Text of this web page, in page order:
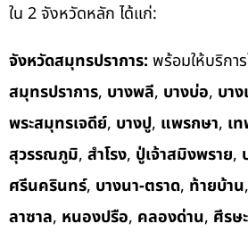
ใน 2 จังหวัดหลัก ได้แก่:
จังหวัดสมุทรปราการ: พร้อมให้บริการ
สมุทรปราการ, บางพลี, บางบ่อ, บาง
พระสมุทรเจดีย์, บางปู, แพรกษา, เ
สุวรรณภูมิ, สำโรง, ปู่เจ้าสมิงพราย,
ศรีนครินทร์, บางนา-ตราด, ท้ายบ้าน,
ลาซาล, หนองปรือ, คลองด่าน, ศีรษ